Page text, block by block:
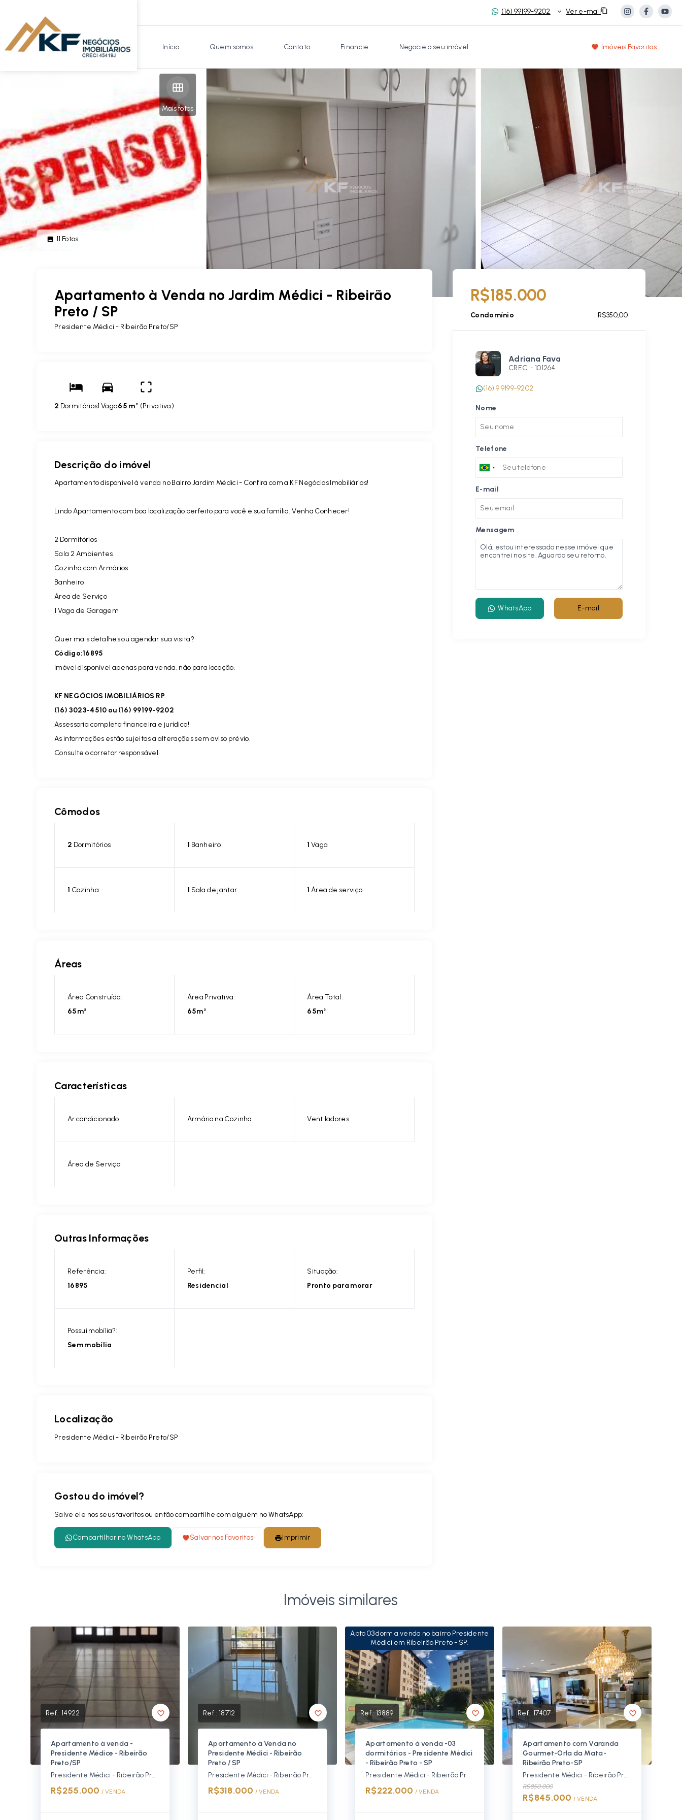
(16) 99199-9202 Ver e-mail
Início Quem somos Contato Financie Negocie o seu imóvel Imóveis Favoritos
Mais fotos
11 Fotos
Apartamento à Venda no Jardim Médici - Ribeirão
Preto / SP
Presidente Médici - Ribeirão Preto/SP
2 Dormitórios1 Vaga65 m² (Privativa)
Descrição do imóvel
Apartamento disponível à venda no Bairro Jardim Médici - Confira com a KF Negócios Imobiliários!
Lindo Apartamento com boa localização perfeito para você e sua família. Venha Conhecer!
2 Dormitórios
Sala 2 Ambientes
Cozinha com Armários
Banheiro
Área de Serviço
1 Vaga de Garagem
Quer mais detalhes ou agendar sua visita?
Código:16895
Imóvel disponível apenas para venda, não para locação.
KF NEGÓCIOS IMOBILIÁRIOS RP
(16) 3023-4510 ou (16) 99199-9202
Assessoria completa financeira e jurídica!
As informações estão sujeitas a alterações sem aviso prévio.
Consulte o corretor responsável.
Cômodos
2 Dormitórios 1 Banheiro 1 Vaga
1 Cozinha 1 Sala de jantar 1 Área de serviço
Áreas
Área Construída:
65m²
Área Privativa:
65m²
Área Total:
65m²
Características
Ar condicionado Armário na Cozinha Ventiladores
Área de Serviço
Outras Informações
Referência:
16895
Perfil:
Residencial
Situação:
Pronto para morar
Possui mobília?:
Sem mobília
Localização
Presidente Médici - Ribeirão Preto/SP
Gostou do imóvel?
Salve ele nos seus favoritos ou então compartilhe com alguém no WhatsApp:
Compartilhar no WhatsApp Salvar nos Favoritos Imprimir
R$185.000
Condomínio R$350,00
Adriana Fava
CRECI - 101264
(16) 9 9199-9202
Nome
Telefone
E-mail
Mensagem
WhatsApp E-mail
Imóveis similares
Ref.: 14922
Apartamento à venda -
Presidente Médice - Ribeirão
Preto/SP
Presidente Médici - Ribeirão Preto/SP
R$255.000 / VENDA
Ref.: 18712
Apartamento à Venda no
Presidente Médici - Ribeirão
Preto / SP
Presidente Médici - Ribeirão Preto/SP, Zona Leste
R$318.000 / VENDA
Apto 03 dorm a venda no bairro Presidente
Médici em Ribeirão Preto - SP.
Ref.:13889
Apartamento à venda -03
dormitórios - Presidente Médici
- Ribeirão Preto - SP
Presidente Médici - Ribeirão Preto/SP
R$222.000 / VENDA
Ref.: 17407
Apartamento com Varanda
Gourmet-Orla da Mata-
Ribeirão Preto-SP
Presidente Médici - Ribeirão Preto/SP
R$850.000
R$845.000 / VENDA